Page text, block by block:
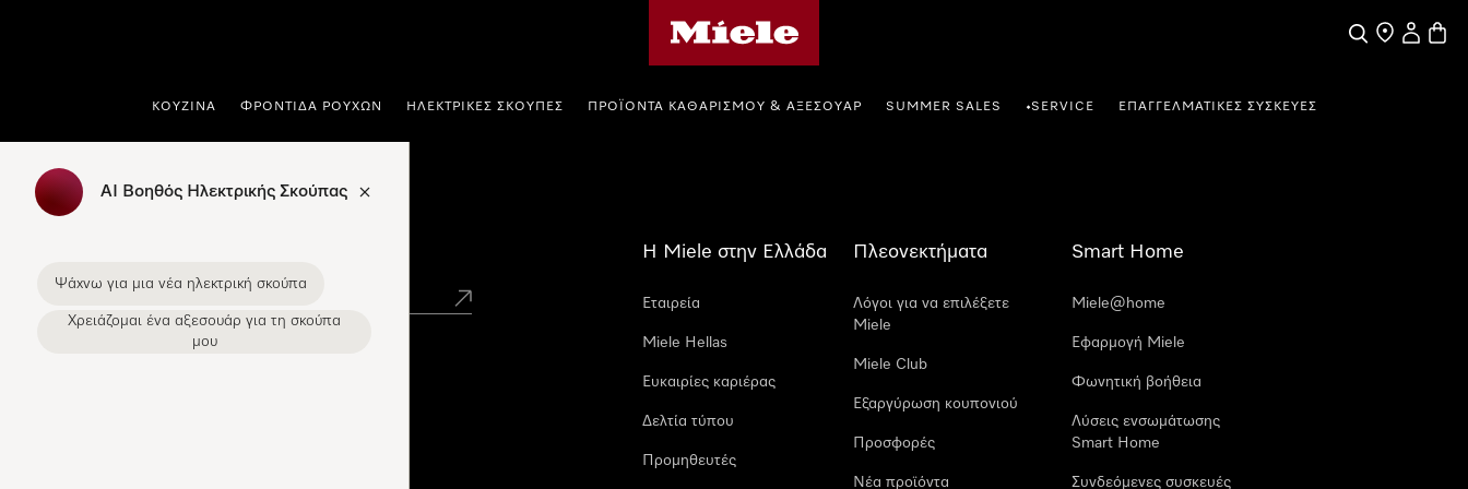
Αναζήτηση
Εύρεση
Ο
ΚΟΥΖΊΝΑ ΦΡΟΝΤΊΔΑ ΡΟΎΧΩΝ ΗΛΕΚΤΡΙΚΈΣ ΣΚΟΎΠΕΣ ΠΡΟΪΌΝΤΑ ΚΑΘΑΡΙΣΜΟΎ & ΑΞΕΣΟΥΆΡ SUMMER SALES •SERVICE ΕΠΑΓΓΕΛΜΑΤΙΚΈΣ ΣΥΣΚΕΥΈΣ
AI Βοηθός Ηλεκτρικής Σκούπας
Ψάχνω για μια νέα ηλεκτρική σκούπα
Χρειάζομαι ένα αξεσουάρ για τη σκούπα
μου
Η Miele στην Ελλάδα
Εταιρεία
Miele Hellas
Ευκαιρίες καριέρας
Δελτία τύπου
Προμηθευτές
Πλεονεκτήματα
Λόγοι για να επιλέξετε
Miele
Miele Club
Εξαργύρωση κουπονιού
Προσφορές
Νέα προϊόντα
Smart Home
Miele@home
Εφαρμογή Miele
Φωνητική βοήθεια
Λύσεις ενσωμάτωσης
Smart Home
Συνδεόμενες συσκευές